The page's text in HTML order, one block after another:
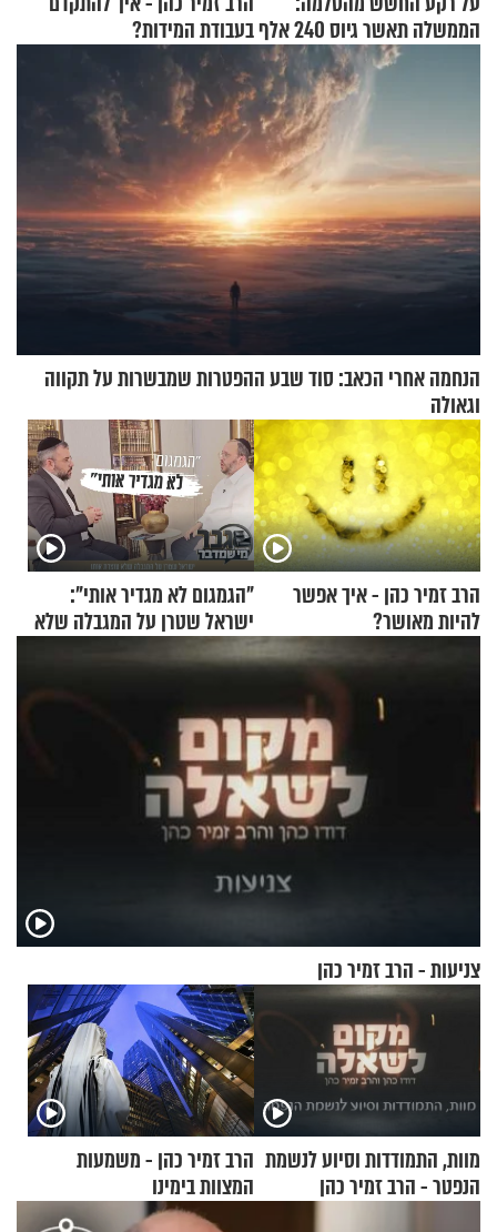
הממשלה תאשר גיוס 240 אלף
אנשי מילואים
בעבודת המידות?
הנחמה אחרי הכאב: סוד שבע ההפטרות שמבשרות על תקווה
וגאולה
הרב זמיר כהן - איך אפשר
להיות מאושר?
"הגמגום לא מגדיר אותי":
ישראל שטרן על המגבלה שלא
עוצרת אותו
צניעות - הרב זמיר כהן
מוות, התמודדות וסיוע לנשמת
הנפטר - הרב זמיר כהן
הרב זמיר כהן - משמעות
המצוות בימינו